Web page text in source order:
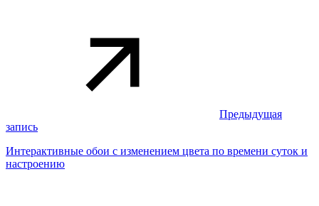
Предыдущая
запись
Интерактивные обои с изменением цвета по времени суток и
настроению